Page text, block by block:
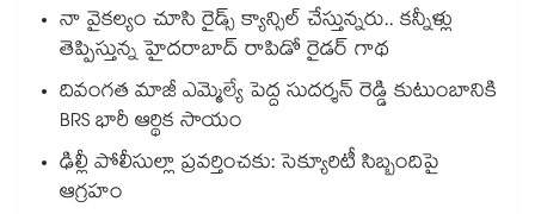
నా వైకల్యం చూసి రైడ్స్ క్యాన్సిల్ చేస్తున్నరు.. కన్నీళ్లు
తెప్పిస్తున్న హైదరాబాద్ రాపిడో రైడర్ గాథ
దివంగత మాజీ ఎమ్మెల్యే పెద్ద సుదర్శన్ రెడ్డి కుటుంబానికి
BRS భారీ ఆర్థిక సాయం
ఢిల్లీ పోలీసుల్లా ప్రవర్తించకు: సెక్యూరిటీ సిబ్బందిపై
ఆగ్రహం